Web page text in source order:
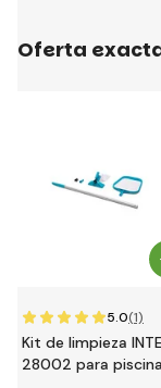
Oferta
5.0(1)
Kit de limpieza
28002 para